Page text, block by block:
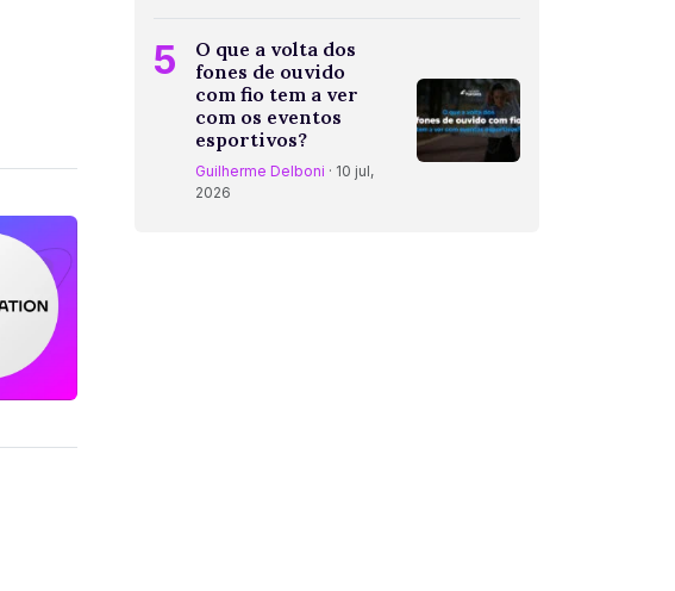
5
O que a volta dos
fones de ouvido
com fio tem a ver
com os eventos
esportivos?
Guilherme Delboni · 10 jul,
2026